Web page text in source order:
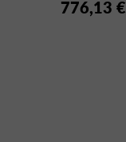
776,13 €